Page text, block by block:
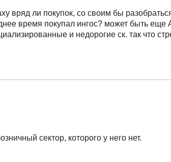
вряд ли покупок, со своим бы
время покупал ингос? может быть еще
и недорогие ск. так что
сектор, которого у него нет.